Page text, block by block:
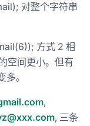
对整个字符串
方式 2 相
空间更小。但有
。
,
, 三条